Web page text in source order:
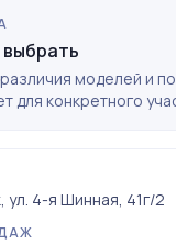
моделей и
для конкретного
ул. 4-я Шинная, 41г/2